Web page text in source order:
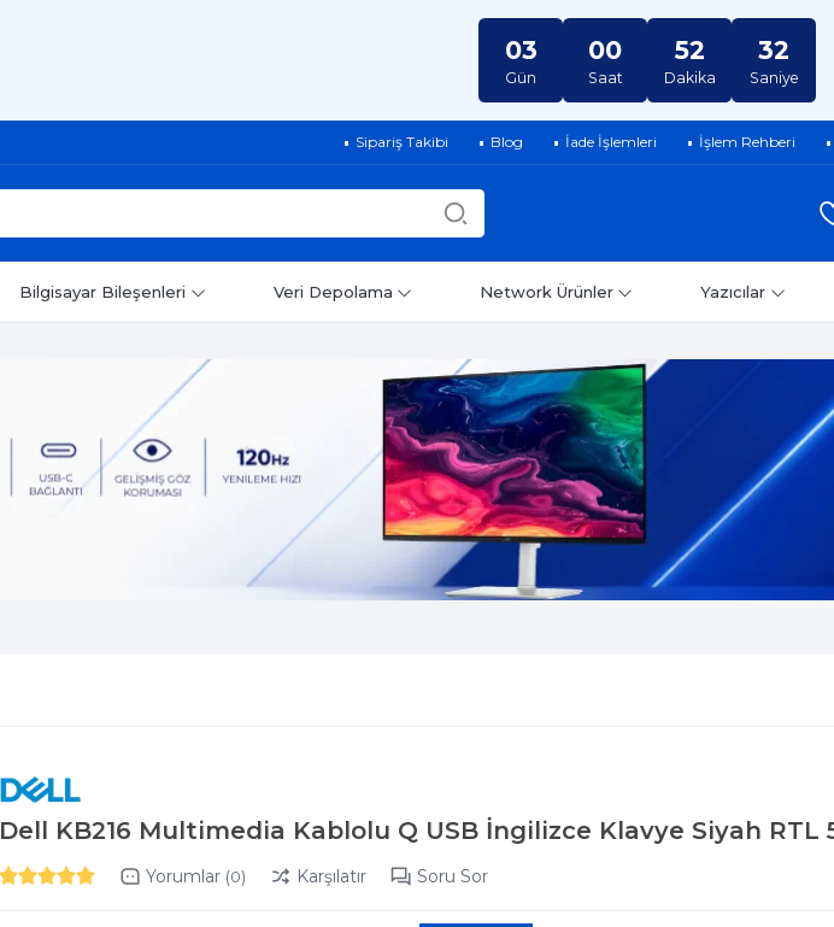
03
Gün
00
Saat
52
Dakika
32
Saniye
Sipariş Takibi Blog İade İşlemleri İşlem Rehberi
Bilgisayar Bileşenleri Veri Depolama Network Ürünler Yazıcılar
Dell KB216 Multimedia Kablolu Q USB İngilizce Klavye Siyah RTL
Yorumlar (0) Karşılatır Soru Sor